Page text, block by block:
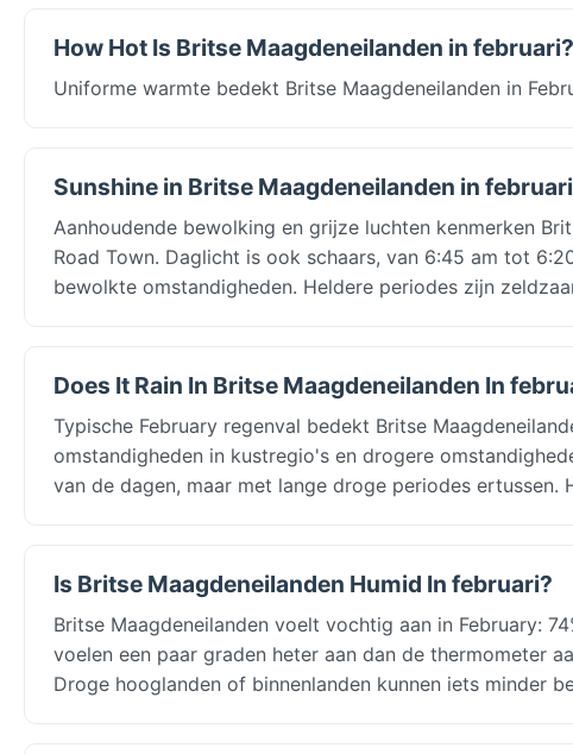
How Hot Is Britse Maagdeneilanden in februari?
Uniforme warmte bedekt Britse Maagdeneilanden in
Sunshine in Britse Maagdeneilanden in februari
Aanhoudende bewolking en grijze luchten kenmerken
Road Town. Daglicht is ook schaars, van 6:45 am tot
bewolkte omstandigheden. Heldere periodes zijn
Does It Rain In Britse Maagdeneilanden In
Typische February regenval bedekt Britse
omstandigheden in kustregio's en drogere
van de dagen, maar met lange droge periodes
Is Britse Maagdeneilanden Humid In februari?
Britse Maagdeneilanden voelt vochtig aan in February:
voelen een paar graden heter aan dan de thermometer
Droge hooglanden of binnenlanden kunnen iets minder